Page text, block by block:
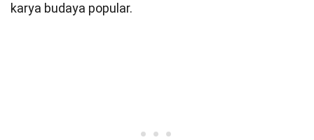
karya budaya popular.